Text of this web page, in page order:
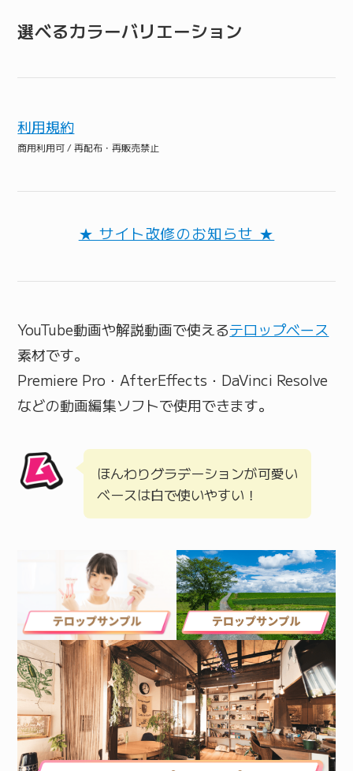
選べるカラーバリエーション
利用規約
商用利用可 / 再配布・再販売禁止
★ サイト改修のお知らせ ★
YouTube動画や解説動画で使えるテロップベース
素材です。
Premiere Pro・AfterEffects・DaVinci Resolve
などの動画編集ソフトで使用できます。
ほんわりグラデーションが可愛い
ベースは白で使いやすい！